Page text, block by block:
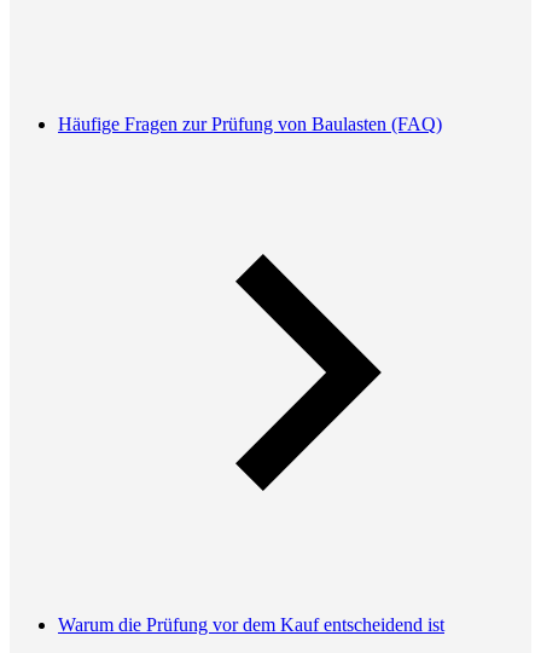
Häufige Fragen zur Prüfung von Baulasten (FAQ)
Warum die Prüfung vor dem Kauf entscheidend ist